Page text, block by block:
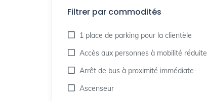
Filtrer par commodités
1 place de parking pour la clientèle
Accès aux personnes à mobilité réduite
Arrêt de bus à proximité immédiate
Ascenseur